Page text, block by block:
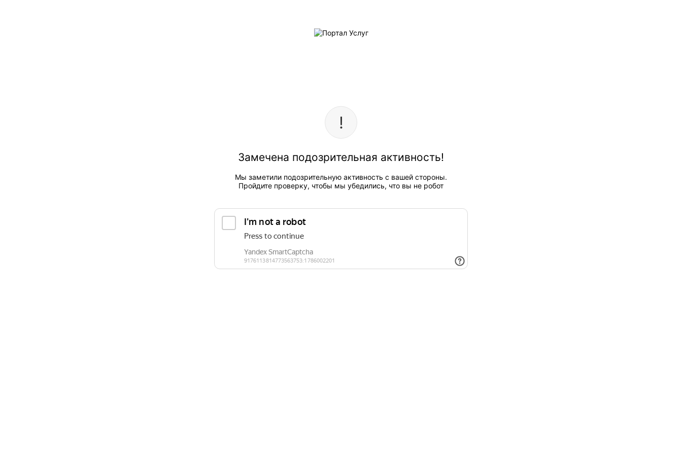
Замечена подозрительная активность!
Мы заметили подозрительную активность с вашей стороны.
Пройдите проверку, чтобы мы убедились, что вы не робот